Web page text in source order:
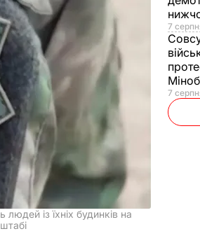
із їхніх будинків на
7
7